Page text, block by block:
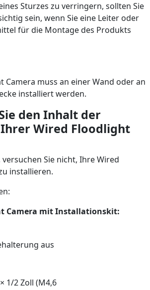
Sturzes zu verringern, sollten Sie
sein, wenn Sie eine Leiter oder
für die Montage des Produkts
Camera muss an einer Wand oder an
installiert werden.
den Inhalt der
Wired Floodlight
Sie nicht, Ihre Wired
installieren.
Camera mitInstallationskit:
aus
1/2 Zoll (M4,6